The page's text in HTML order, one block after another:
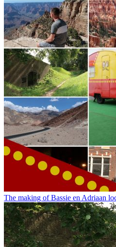
The making of Bassie en Adriaan